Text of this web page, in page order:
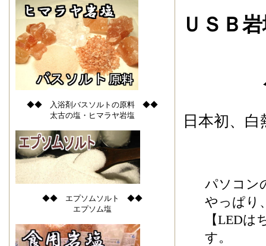
◆◆ 入浴剤バスソルトの原料 ◆◆
太古の塩・ヒマラヤ岩塩
◆◆ エプソムソルト ◆◆
エプソム塩
ＵＳＢ
日本初、
パソコン
やっぱり
【LED
す。